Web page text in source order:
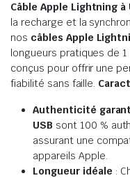
Câble Apple Lightning à
la recharge et la
nos câbles Apple
longueurs pratiques de
conçus pour offrir une
fiabilité sans faille.
Authenticité
USB sont 100 %
assurant une
appareils Apple.
Longueur idéale :